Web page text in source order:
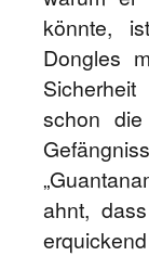
könnte,
Dongles
schon
ahnt,